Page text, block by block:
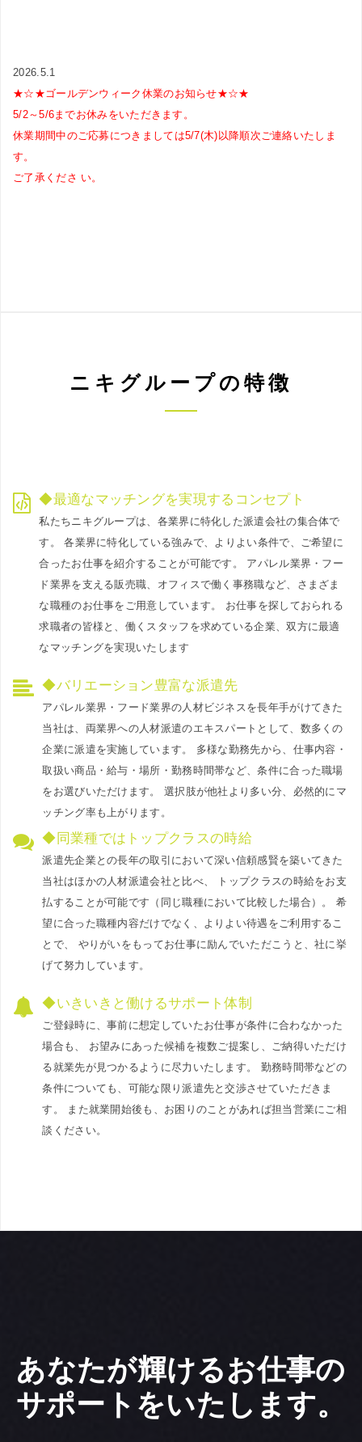
2026.5.1
★☆★ゴールデンウィーク休業のお知らせ★☆★
5/2～5/6までお休みをいただきます。
休業期間中のご応募につきましては5/7(木)以降順次ご連絡いたしま
す。
ご了承くださ い。
ニキグループの特徴
◆最適なマッチングを実現するコンセプト
私たちニキグループは、各業界に特化した派遣会社の集合体で
す。 各業界に特化している強みで、よりよい条件で、ご希望に
合ったお仕事を紹介することが可能です。 アパレル業界・フー
ド業界を支える販売職、オフィスで働く事務職など、さまざま
な職種のお仕事をご用意しています。 お仕事を探しておられる
求職者の皆様と、働くスタッフを求めている企業、双方に最適
なマッチングを実現いたします
◆バリエーション豊富な派遣先
アパレル業界・フード業界の人材ビジネスを長年手がけてきた
当社は、両業界への人材派遣のエキスパートとして、数多くの
企業に派遣を実施しています。 多様な勤務先から、仕事内容・
取扱い商品・給与・場所・勤務時間帯など、条件に合った職場
をお選びいただけます。 選択肢が他社より多い分、必然的にマ
ッチング率も上がります。
◆同業種ではトップクラスの時給
派遣先企業との長年の取引において深い信頼感賢を築いてきた
当社はほかの人材派遣会社と比べ、 トップクラスの時給をお支
払することが可能です（同じ職種において比較した場合）。 希
望に合った職種内容だけでなく、よりよい待遇をご利用するこ
とで、 やりがいをもってお仕事に励んでいただこうと、社に挙
げて努力しています。
◆いきいきと働けるサポート体制
ご登録時に、事前に想定していたお仕事が条件に合わなかった
場合も、 お望みにあった候補を複数ご提案し、ご納得いただけ
る就業先が見つかるように尽力いたします。 勤務時間帯などの
条件についても、可能な限り派遣先と交渉させていただきま
す。 また就業開始後も、お困りのことがあれば担当営業にご相
談ください。
あなたが輝けるお仕事の
サポートをいたします。